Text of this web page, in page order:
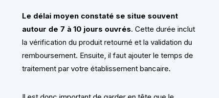
Le délai moyen constaté se situe souvent
autour de 7 à 10 jours ouvrés. Cette durée inclut
la vérification du produit retourné et la validation du
remboursement. Ensuite, il faut ajouter le temps de
traitement par votre établissement bancaire.